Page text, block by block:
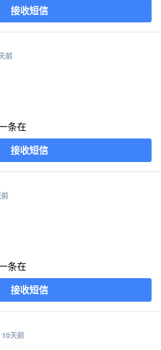
接收短信
前
条在
接收短信
条在
接收短信
10天前